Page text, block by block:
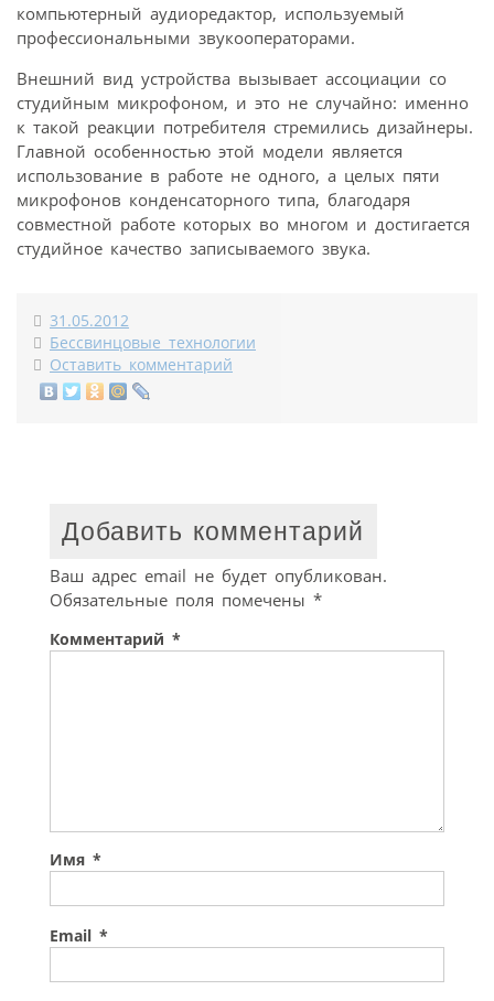
компьютерный аудиоредактор, используемый
профессиональными звукооператорами.
Внешний вид устройства вызывает ассоциации со
студийным микрофоном, и это не случайно: именно
к такой реакции потребителя стремились дизайнеры.
Главной особенностью этой модели является
использование в работе не одного, а целых пяти
микрофонов конденсаторного типа, благодаря
совместной работе которых во многом и достигается
студийное качество записываемого звука.
31.05.2012
Бессвинцовые технологии
Оставить комментарий
Добавить комментарий
Ваш адрес email не будет опубликован.
Обязательные поля помечены *
Комментарий *
Имя *
Email *